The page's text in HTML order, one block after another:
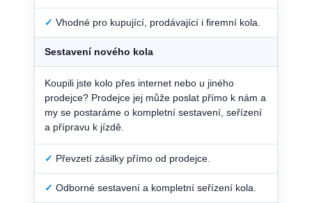
✓ Vhodné pro kupující, prodávající i firemní kola.
Sestavení nového kola
Koupili jste kolo přes internet nebo u jiného
prodejce? Prodejce jej může poslat přímo k nám a
my se postaráme o kompletní sestavení, seřízení
a přípravu k jízdě.
✓ Převzetí zásilky přímo od prodejce.
✓ Odborné sestavení a kompletní seřízení kola.